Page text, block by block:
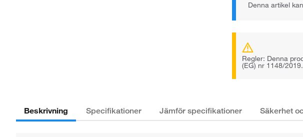
Denna artikel
Regler: Denna
(EG) nr 1148/
Beskrivning Specifikationer Jämför specifikationer Säkerhet